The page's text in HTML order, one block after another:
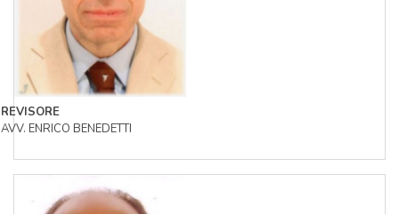
REVISORE
AVV. ENRICO BENEDETTI